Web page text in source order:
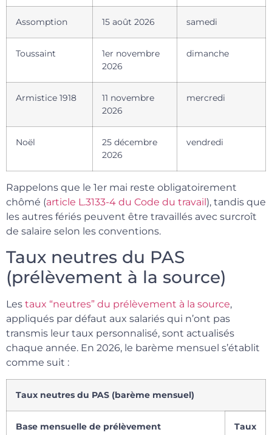
Assomption 15 août 2026 samedi
Toussaint
1er novembre
2026
dimanche
Armistice 1918
11 novembre
2026
mercredi
Noël
25 décembre
2026
vendredi
Rappelons que le 1er mai reste obligatoirement
chômé (article L.3133-4 du Code du travail), tandis que
les autres fériés peuvent être travaillés avec surcroît
de salaire selon les conventions.
Taux neutres du PAS
(prélèvement à la source)
Les taux “neutres” du prélèvement à la source,
appliqués par défaut aux salariés qui n’ont pas
transmis leur taux personnalisé, sont actualisés
chaque année. En 2026, le barème mensuel s’établit
comme suit :
Taux neutres du PAS (barème mensuel)
Base mensuelle de prélèvement Taux